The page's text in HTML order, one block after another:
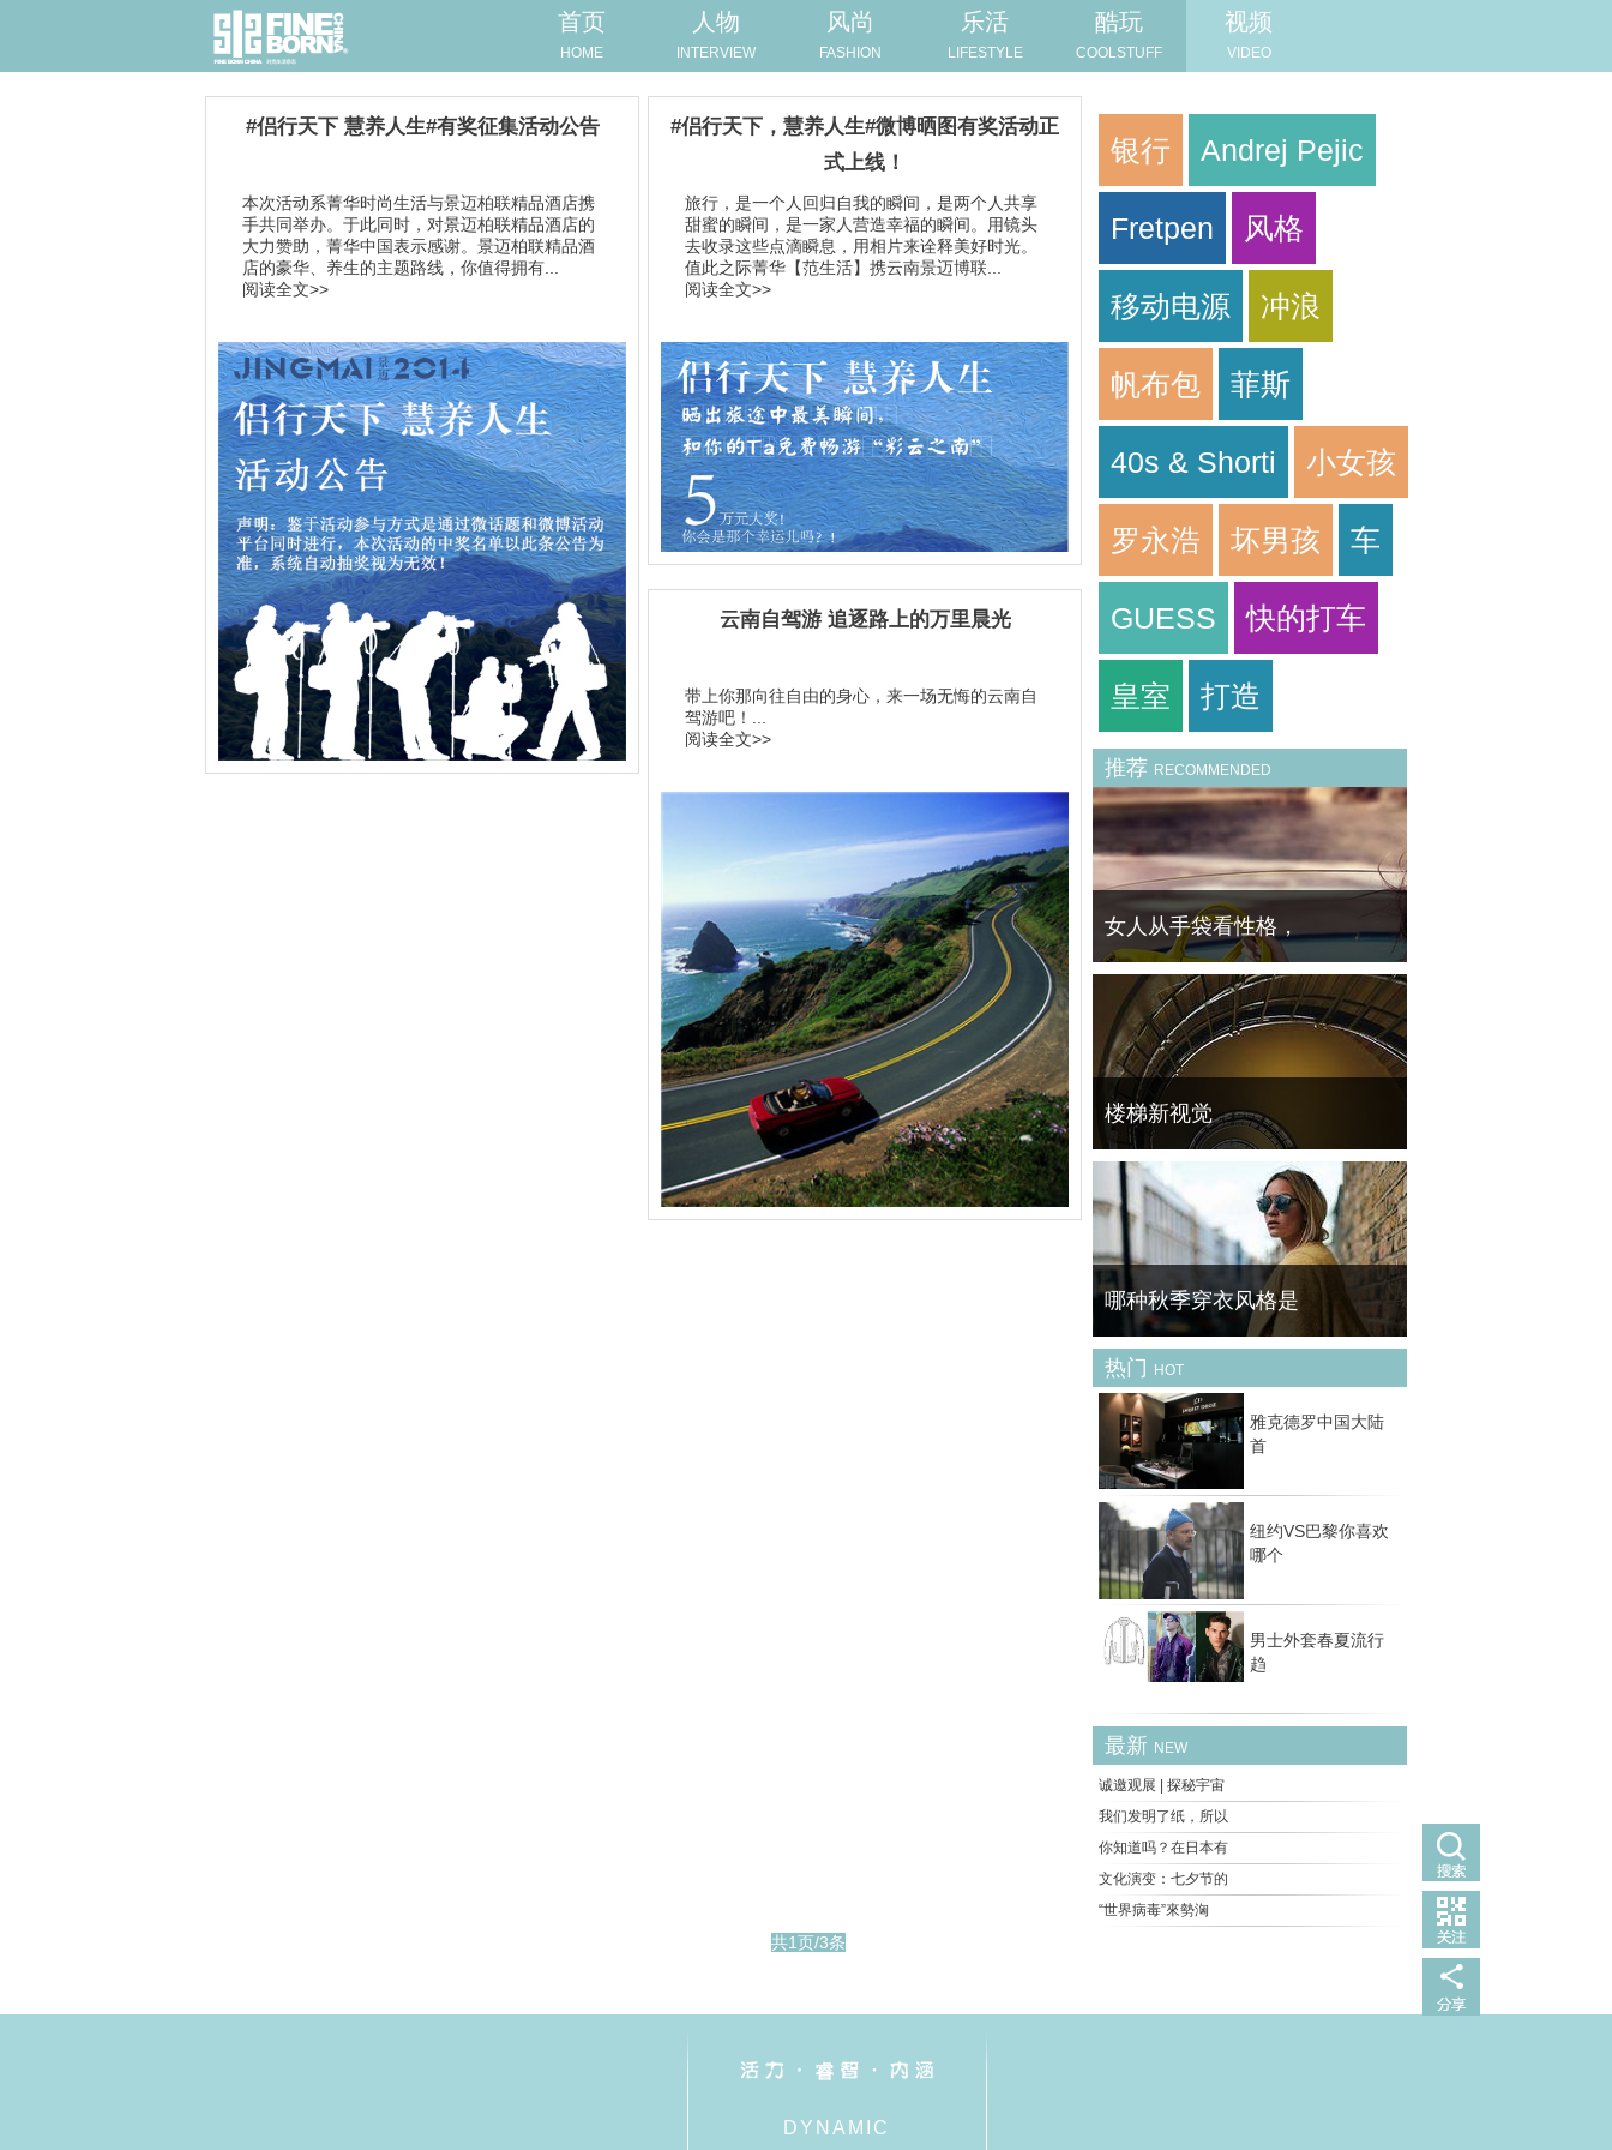
首页
HOME
人物
INTERVIEW
风尚
FASHION
乐活
LIFESTYLE
酷玩
COOLSTUFF
视频
VIDEO
#侣行天下 慧养人生#有奖征集活动公告
本次活动系菁华时尚生活与景迈柏联精品酒店携
手共同举办。于此同时，对景迈柏联精品酒店的
大力赞助，菁华中国表示感谢。景迈柏联精品酒
店的豪华、养生的主题路线，你值得拥有...
阅读全文>>
#侣行天下，慧养人生#微博晒图有奖活动正
式上线！
旅行，是一个人回归自我的瞬间，是两个人共享
甜蜜的瞬间，是一家人营造幸福的瞬间。用镜头
去收录这些点滴瞬息，用相片来诠释美好时光。
值此之际菁华【范生活】携云南景迈博联...
阅读全文>>
云南自驾游 追逐路上的万里晨光
带上你那向往自由的身心，来一场无悔的云南自
驾游吧！...
阅读全文>>
银行 Andrej Pejic
Fretpen 风格
移动电源 冲浪
帆布包 菲斯
40s & Shorti 小女孩
罗永浩 坏男孩 车
GUESS 快的打车
皇室 打造
推荐 RECOMMENDED
女人从手袋看性格，
时尚，更多的是我们如何看待自己以及期望别
人看到我们的反映。对于大多数女性来说，一
个包袋是最适合投资的价值配件，是任何服装
与场合的日常必需品。而你所选择的包袋风格
对
楼梯新视觉
德国摄影师Nils Eisfeld喜欢楼梯结构特有的线
条美，因此着迷于螺旋楼梯的拍摄，用仰视的
角度来突出建筑的迷人之处。利用不同的光线
将不同形状的楼梯拍出不同的感觉，使人身处
梦幻
哪种秋季穿衣风格是
天气逐渐降温，转眼间已进入深秋，人们穿的
衣服渐渐变厚，步履也越来越匆匆，从夹克到
大衣，开始出现了街头的身影之中。然而外套
的选择变得多样，每种外套代表不同的风格，
你
热门 HOT
雅克德罗中国大陆
首
纽约VS巴黎你喜欢
哪个
男士外套春夏流行
趋
最新 NEW
诚邀观展 | 探秘宇宙
我们发明了纸，所以
你知道吗？在日本有
文化演变：七夕节的
“世界病毒”來勢洶
共1页/3条
DYNAMIC